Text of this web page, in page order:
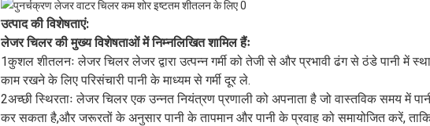
उत्पाद की विशेषताएं:
लेजर चिलर की मुख्य विशेषताओं में निम्नलिखित शामिल हैंः
1कुशल शीतलनः लेजर चिलर लेजर द्वारा उत्पन्न गर्मी को तेजी से और प्रभावी ढंग से ठंडे पानी में
काम रखने के लिए परिसंचारी पानी के माध्यम से गर्मी दूर ले.
2अच्छी स्थिरताः लेजर चिलर एक उन्नत नियंत्रण प्रणाली को अपनाता है जो वास्तविक समय में
कर सकता है,और जरूरतों के अनुसार पानी के तापमान और पानी के प्रवाह को समायोजित करें,